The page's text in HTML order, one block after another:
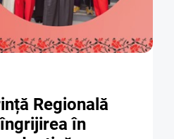
PARTENERII
DONATORII
RAPORT ANUAL
AVORTUL
EDUCAȚIA SEXUALĂ
DREPTURI SEXUALE
NOUTATI CIDSR
PUBLICAȚII
Regională
în